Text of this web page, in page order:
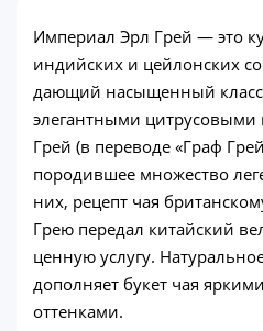
Империал Эрл Грей — это
индийских и цейлонских
дающий насыщенный
элегантными цитрусовыми
Грей (в переводе «Граф
породившее множество
них, рецепт чая
Грею передал китайский
ценную услугу.
дополняет букет чая
оттенками.